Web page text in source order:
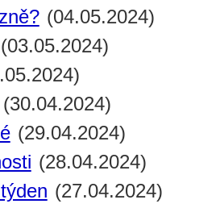
(04.05.2024)
(03.05.2024)
(30.04.2024)
(29.04.2024)
(28.04.2024)
(27.04.2024)